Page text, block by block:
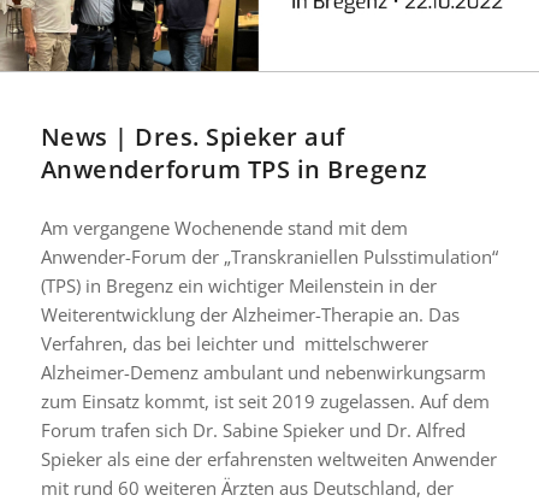
News | Dres. Spieker auf
Anwenderforum TPS in Bregenz
Am vergangene Wochenende stand mit dem
Anwender-Forum der „Transkraniellen Pulsstimulation“
(TPS) in Bregenz ein wichtiger Meilenstein in der
Weiterentwicklung der Alzheimer-Therapie an. Das
Verfahren, das bei leichter und mittelschwerer
Alzheimer-Demenz ambulant und nebenwirkungsarm
zum Einsatz kommt, ist seit 2019 zugelassen. Auf dem
Forum trafen sich Dr. Sabine Spieker und Dr. Alfred
Spieker als eine der erfahrensten weltweiten Anwender
mit rund 60 weiteren Ärzten aus Deutschland, der